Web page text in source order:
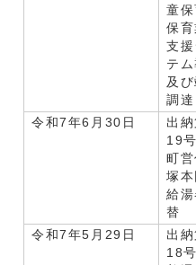
童保
保育
支援
テム
及
調達
令和7年6月30日
出納
19号
町
塚
給湯
替
令和7年5月29日
出納
18号